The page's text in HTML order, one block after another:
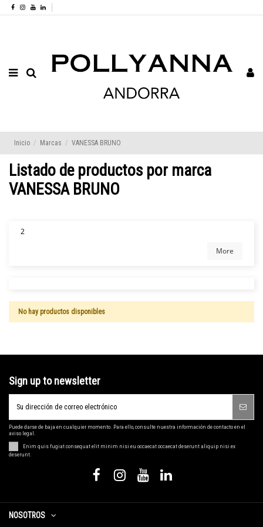
Inicio Marcas VANESSA BRUNO
Listado de productos por marca
VANESSA BRUNO
2
More
No hay productos disponibles
Sign up to newsletter
Puede darse de baja en cualquier momento. Para ello, consulte nuestra información de contacto en el
aviso legal.
Enim quis fugiat consequat elit minim nisi eu occaecat occaecat deserunt aliquip nisi ex
deserunt.
NOSOTROS